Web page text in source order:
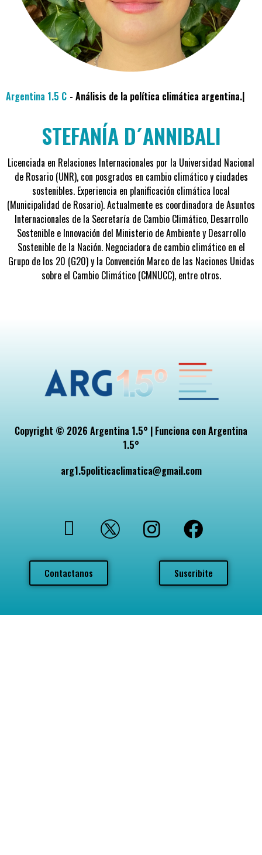
Argentina 1.5 C - Análisis de la política climática argentina.
STEFANÍA D´ANNIBALI
Licenciada en Relaciones Internacionales por la Universidad Nacional
de Rosario (UNR), con posgrados en cambio climático y ciudades
sostenibles. Experiencia en planificación climática local
(Municipalidad de Rosario). Actualmente es coordinadora de Asuntos
Internacionales de la Secretaría de Cambio Climático, Desarrollo
Sostenible e Innovación del Ministerio de Ambiente y Desarrollo
Sostenible de la Nación. Negociadora de cambio climático en el
Grupo de los 20 (G20) y la Convención Marco de las Naciones Unidas
sobre el Cambio Climático (CMNUCC), entre otros.
Copyright © 2026 Argentina 1.5° | Funciona con Argentina
1.5°
arg1.5politicaclimatica@gmail.com
Contactanos Suscribite